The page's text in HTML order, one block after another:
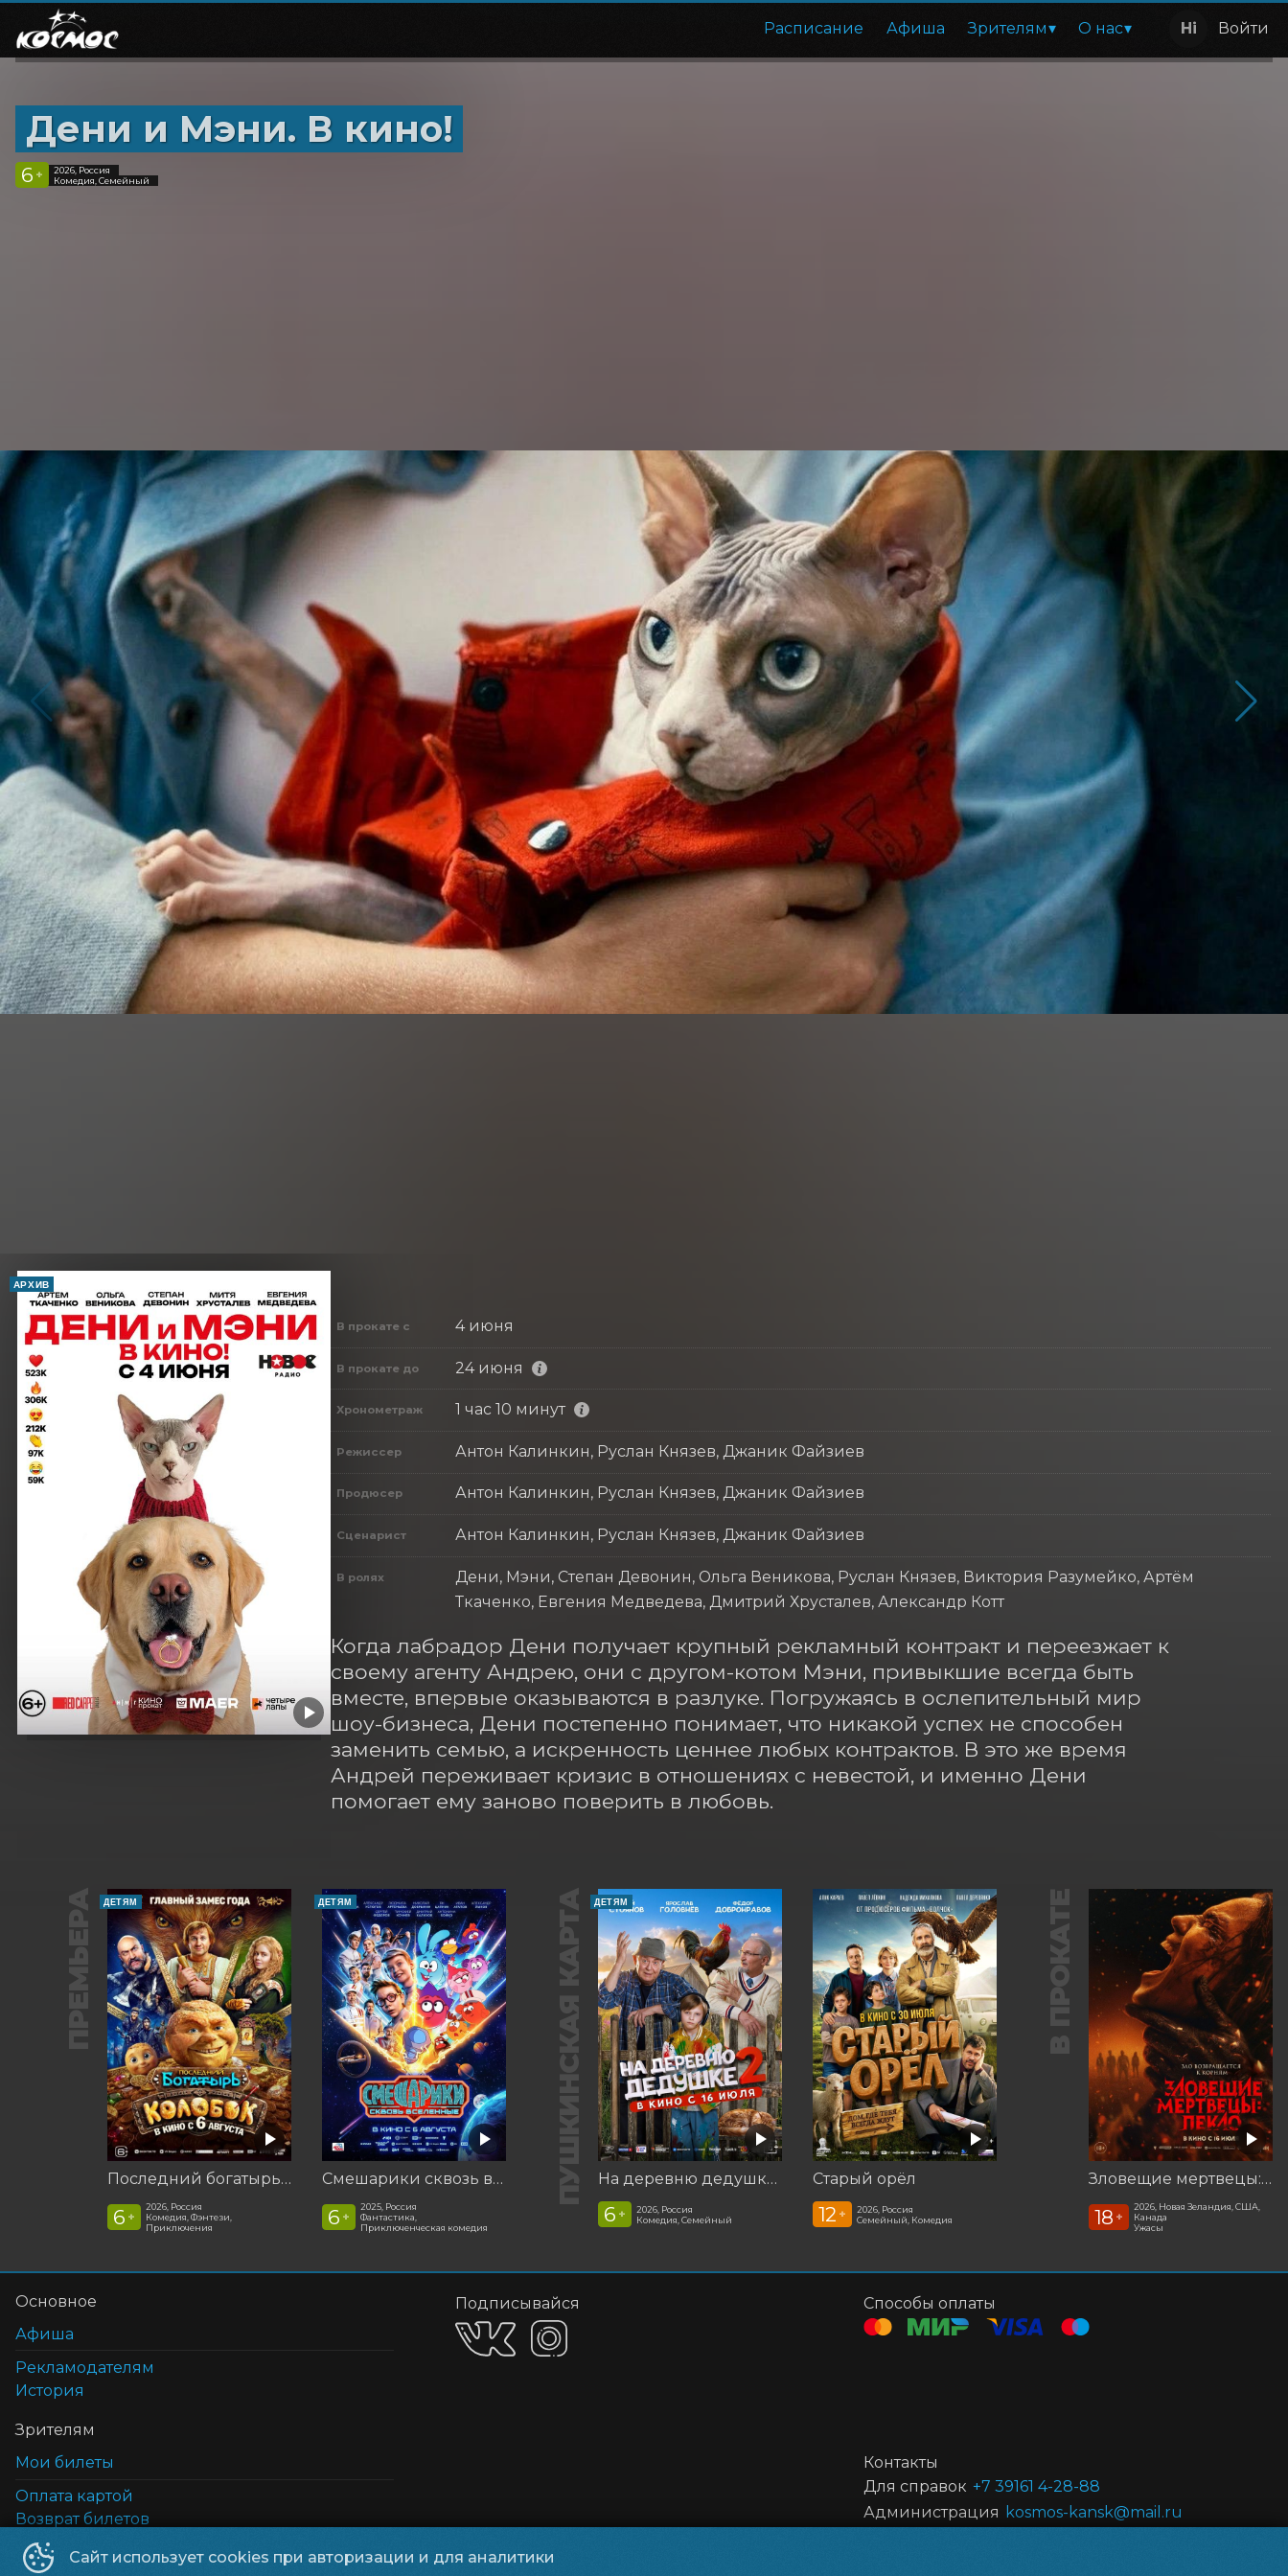
Расписание Афиша Зрителям О нас Войти
Дени и Мэни. В кино!
6 +
2026, Россия
Комедия, Семейный
АРХИВ
В прокате с 4 июня
В прокате до 24 июня
Хронометраж 1 час 10 минут
Режиссер Антон Калинкин, Руслан Князев, Джаник Файзиев
Продюсер Антон Калинкин, Руслан Князев, Джаник Файзиев
Сценарист Антон Калинкин, Руслан Князев, Джаник Файзиев
В ролях
Дени, Мэни, Степан Девонин, Ольга Веникова, Руслан Князев, Виктория Разумейко, Артём
Ткаченко, Евгения Медведева, Дмитрий Хрусталев, Александр Котт
Когда лабрадор Дени получает крупный рекламный контракт и переезжает к
своему агенту Андрею, они с другом-котом Мэни, привыкшие всегда быть
вместе, впервые оказываются в разлуке. Погружаясь в ослепительный мир
шоу-бизнеса, Дени постепенно понимает, что никакой успех не способен
заменить семью, а искренность ценнее любых контрактов. В это же время
Андрей переживает кризис в отношениях с невестой, и именно Дени
помогает ему заново поверить в любовь.
ПРЕМЬЕРА ДЕТЯМ
Последний богатырь. Колобок
6 +
2026, Россия
Комедия, Фэнтези,
Приключения
ДЕТЯМ
Смешарики сквозь вселенные
6 +
2025, Россия
Фантастика,
Приключенческая комедия
ПУШКИНСКАЯ КАРТА ДЕТЯМ
На деревню дедушке 2
6 +
2026, Россия
Комедия, Семейный
Старый орёл
12 +
2026, Россия
Семейный, Комедия
В ПРОКАТЕ
Зловещие мертвецы: Пекло
18 +
2026, Новая Зеландия, США,
Канада
Ужасы
Сайт использует cookies при авторизации и для аналитики
Основное
Афиша
Рекламодателям
История
Зрителям
Мои билеты
Оплата картой
Возврат билетов
Cертификаты
Подписывайся Способы оплаты
Контакты
Для справок +7 39161 4-28-88
Администрация kosmos-kansk@mail.ru